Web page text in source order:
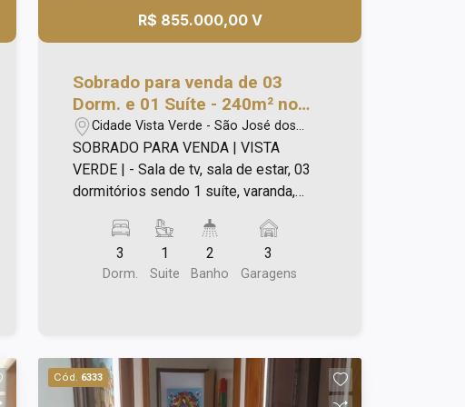
R$ 855.000,00 V
Sobrado para venda de 03
Dorm. e 01 Suíte - 240m² no
Vista Verde!
Cidade Vista Verde - São José dos
Campos/SP
SOBRADO PARA VENDA | VISTA
VERDE | - Sala de tv, sala de estar, 03
dormitórios sendo 1 suíte, varanda,
planejada, área de serviço e 03 vagas
de garagem! - Edícula com dormitório,
banheiro, área de churrasqueira coberta,
3
Dorm.
1
Suite
2
Banho
3
Garagens
Cód. 6333